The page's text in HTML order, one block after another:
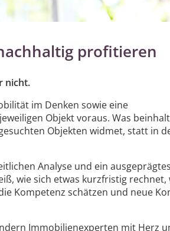
profitieren
nicht.
im Denken sowie eine
Objekt voraus. Was
Objekten widmet, statt in
Analyse und ein ausgeprägtes
wie sich etwas kurzfristig rechnet,
Kompetenz schätzen und neue
Immobilienexperten mit Herz